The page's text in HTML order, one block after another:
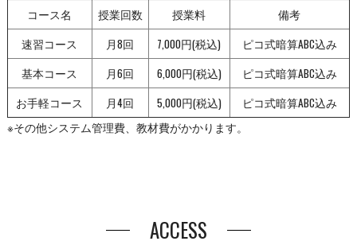
コース名 授業回数 授業料
備考
速習コース
月8回 7,000円(税込)
ピコ式暗算ABC込み
基本コース
月6回 6,000円(税込)
ピコ式暗算ABC込み
お手軽コース
月4回 5,000円(税込)
ピコ式暗算ABC込み
※その他システム管理費、教材費がかかります。
ACCESS